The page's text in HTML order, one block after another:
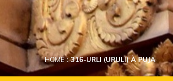
HOME 316-URLI (URULI) À PUJA